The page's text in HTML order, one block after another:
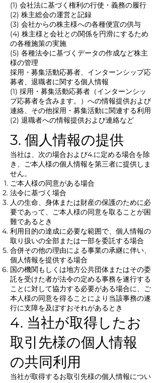
(1) 会社法に基づく権利の行使・義務の履行
(2) 株主総会の運営と記録
(3) 会社からの株主様への各種便宜の供与
(4) 株主様と会社との関係を円滑にするため
の各種施策の実施
(5) 各種法令に基づくデータの作成など株主
様の管理
採用・募集活動応募者、インターンシップ応
募者、退職者に関する個人情報
(1) 採用・募集活動応募者（インターンシッ
プ応募者を含みます。）への情報提供および
連絡、その他採用・募集活動に関連する利用
(2) 退職者への情報提供および連絡など
3. 個人情報の提供
当社は、次の場合および4.に定める場合を除
き、ご本人様の個人情報を第三者に提供しま
せん。
ご本人様の同意がある場合
法令に基づく場合
人の生命、身体または財産の保護のために必
要であって、ご本人様の同意を取ることが困
難であるとき
利用目的の達成に必要な範囲で、個人情報の
取り扱いの全部または一部を委託する場合
合併その他の理由による事業の承継に伴い、
個人情報を提供する場合
国の機関もしくは地方公共団体またはその委
託を受けた者が法令の定める事務を遂行する
ことに対して協力する必要がある場合に、ご
本人様の同意を得ることにより当該事務の遂
行に支障を及ぼすおそれがあるとき
4. 当社が取得したお
取引先様の個人情報
の共同利用
当社が取得するお取引先様の個人情報につい